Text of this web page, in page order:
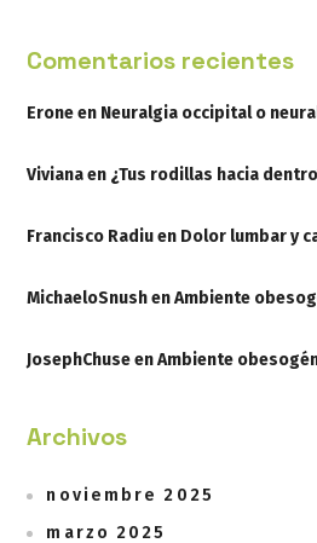
Comentarios recientes
Eroneen Neuralgia occipital o
Vivianaen ¿Tus rodillas hacia
Francisco Radiuen Dolor lumbar y
MichaeloSnushenAmbiente
JosephChuseenAmbiente
Archivos
noviembre 2025
marzo 2025